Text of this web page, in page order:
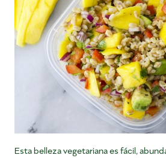
Esta belleza vegetariana es fácil,